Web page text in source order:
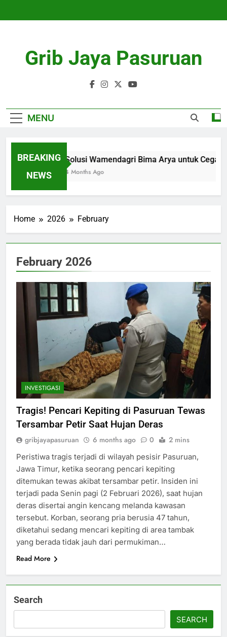
Grib Jaya Pasuruan
MENU
BREAKING
NEWS
Solusi Wamendagri Bima Arya untuk Cegah
4 Months Ago
Home 2026 February
February 2026
INVESTIGASI
Tragis! Pencari Kepiting di Pasuruan Tewas
Tersambar Petir Saat Hujan Deras
gribjayapasuruan 6 months ago 0 2 mins
Peristiwa tragis terjadi di wilayah pesisir Pasuruan,
Jawa Timur, ketika seorang pencari kepiting
ditemukan tewas akibat tersambar petir. Insiden ini
terjadi pada Senin pagi (2 Februari 2026), saat hujan
deras disertai angin kencang melanda kawasan
tersebut. Korban, seorang pria berusia 47 tahun,
diketahui sedang mencari kepiting di area tambak
yang berada tidak jauh dari permukiman…
Read More
Search
SEARCH